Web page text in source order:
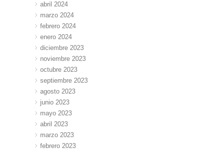
abril 2024
marzo 2024
febrero 2024
enero 2024
diciembre 2023
noviembre 2023
octubre 2023
septiembre 2023
agosto 2023
junio 2023
mayo 2023
abril 2023
marzo 2023
febrero 2023